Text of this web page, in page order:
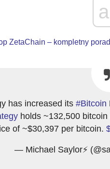
ZetaChain – kompletny
has increased its #Bitcoin
holds ~132,500
of ~$30,397 per bitcoin.
— Michael Saylor⚡️